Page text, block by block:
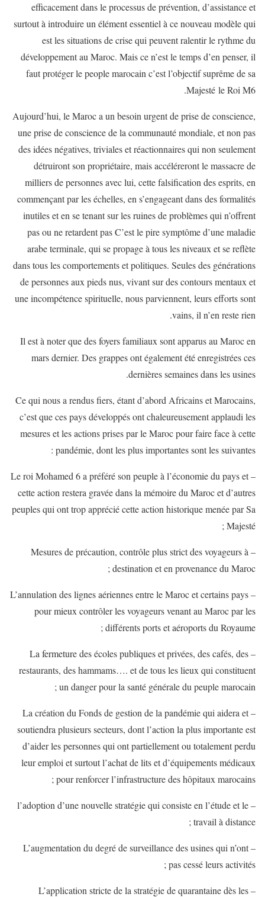
efficacement dans le processus de prévention, d’assistance et
surtout à introduire un élément essentiel à ce nouveau modèle qui
est les situations de crise qui peuvent ralentir le rythme du
développement au Maroc. Mais ce n’est le temps d’en penser, il
faut protéger le people marocain c’est l’objectif suprême de sa
Majesté le Roi M6.
Aujourd’hui, le Maroc a un besoin urgent de prise de conscience,
une prise de conscience de la communauté mondiale, et non pas
des idées négatives, triviales et réactionnaires qui non seulement
détruiront son propriétaire, mais accéléreront le massacre de
milliers de personnes avec lui, cette falsification des esprits, en
commençant par les échelles, en s’engageant dans des formalités
inutiles et en se tenant sur les ruines de problèmes qui n’offrent
pas ou ne retardent pas C’est le pire symptôme d’une maladie
arabe terminale, qui se propage à tous les niveaux et se reflète
dans tous les comportements et politiques. Seules des générations
de personnes aux pieds nus, vivant sur des contours mentaux et
une incompétence spirituelle, nous parviennent, leurs efforts sont
vains, il n’en reste rien.
Il est à noter que des foyers familiaux sont apparus au Maroc en
mars dernier. Des grappes ont également été enregistrées ces
dernières semaines dans les usines.
Ce qui nous a rendus fiers, étant d’abord Africains et Marocains,
c’est que ces pays développés ont chaleureusement applaudi les
mesures et les actions prises par le Maroc pour faire face à cette
pandémie, dont les plus importantes sont les suivantes :
– Le roi Mohamed 6 a préféré son peuple à l’économie du pays et
cette action restera gravée dans la mémoire du Maroc et d’autres
peuples qui ont trop apprécié cette action historique menée par Sa
Majesté ;
– Mesures de précaution, contrôle plus strict des voyageurs à
destination et en provenance du Maroc ;
– L’annulation des lignes aériennes entre le Maroc et certains pays
pour mieux contrôler les voyageurs venant au Maroc par les
différents ports et aéroports du Royaume ;
– La fermeture des écoles publiques et privées, des cafés, des
restaurants, des hammams…. et de tous les lieux qui constituent
un danger pour la santé générale du peuple marocain ;
– La création du Fonds de gestion de la pandémie qui aidera et
soutiendra plusieurs secteurs, dont l’action la plus importante est
d’aider les personnes qui ont partiellement ou totalement perdu
leur emploi et surtout l’achat de lits et d’équipements médicaux
pour renforcer l’infrastructure des hôpitaux marocains ;
– l’adoption d’une nouvelle stratégie qui consiste en l’étude et le
travail à distance ;
– L’augmentation du degré de surveillance des usines qui n’ont
pas cessé leurs activités ;
– L’application stricte de la stratégie de quarantaine dès les